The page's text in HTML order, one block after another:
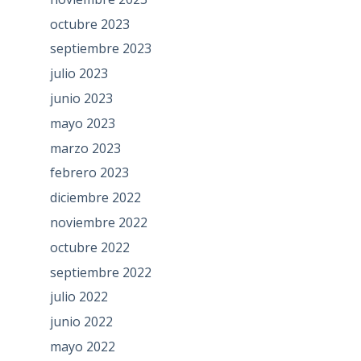
octubre 2023
septiembre 2023
julio 2023
junio 2023
mayo 2023
marzo 2023
febrero 2023
diciembre 2022
noviembre 2022
octubre 2022
septiembre 2022
julio 2022
junio 2022
mayo 2022